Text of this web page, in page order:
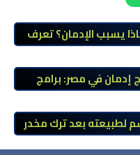
يسبب الإدمان؟ تعرف
إدمان في مصر: برامج
لطبيعته بعد ترك مخدر
والعوامل المؤثرة